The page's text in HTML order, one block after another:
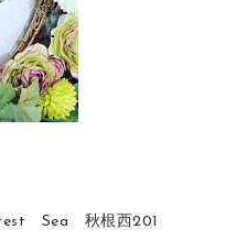
Sea 秋根西201